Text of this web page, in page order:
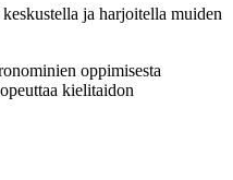
ja harjoitella muiden
oppimisesta
kielitaidon